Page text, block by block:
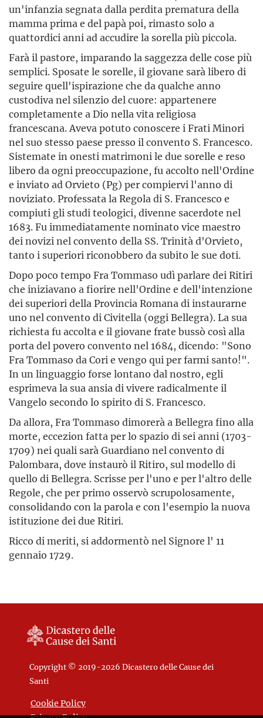
un'infanzia segnata dalla perdita prematura della
mamma prima e del papà poi, rimasto solo a
quattordici anni ad accudire la sorella più piccola.
Farà il pastore, imparando la saggezza delle cose più
semplici. Sposate le sorelle, il giovane sarà libero di
seguire quell'ispirazione che da qualche anno
custodiva nel silenzio del cuore: appartenere
completamente a Dio nella vita religiosa
francescana. Aveva potuto conoscere i Frati Minori
nel suo stesso paese presso il convento S. Francesco.
Sistemate in onesti matrimoni le due sorelle e reso
libero da ogni preoccupazione, fu accolto nell'Ordine
e inviato ad Orvieto (Pg) per compiervi l'anno di
noviziato. Professata la Regola di S. Francesco e
compiuti gli studi teologici, divenne sacerdote nel
1683. Fu immediatamente nominato vice maestro
dei novizi nel convento della SS. Trinità d'Orvieto,
tanto i superiori riconobbero da subito le sue doti.
Dopo poco tempo Fra Tommaso udì parlare dei Ritiri
che iniziavano a fiorire nell'Ordine e dell'intenzione
dei superiori della Provincia Romana di instaurarne
uno nel convento di Civitella (oggi Bellegra). La sua
richiesta fu accolta e il giovane frate bussò così alla
porta del povero convento nel 1684, dicendo: "Sono
Fra Tommaso da Cori e vengo qui per farmi santo!".
In un linguaggio forse lontano dal nostro, egli
esprimeva la sua ansia di vivere radicalmente il
Vangelo secondo lo spirito di S. Francesco.
Da allora, Fra Tommaso dimorerà a Bellegra fino alla
morte, eccezion fatta per lo spazio di sei anni (1703-
1709) nei quali sarà Guardiano nel convento di
Palombara, dove instaurò il Ritiro, sul modello di
quello di Bellegra. Scrisse per l'uno e per l'altro delle
Regole, che per primo osservò scrupolosamente,
consolidando con la parola e con l'esempio la nuova
istituzione dei due Ritiri.
Ricco di meriti, si addormentò nel Signore l' 11
gennaio 1729.
Copyright © 2019-2026 Dicastero delle Cause dei
Santi
Cookie Policy